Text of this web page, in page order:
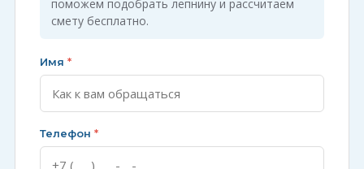
поможем подобрать лепнину и рассчитаем
смету бесплатно.
Имя *
Телефон *